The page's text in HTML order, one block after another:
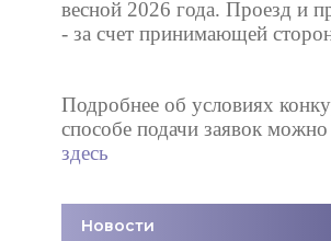
весной 2026 года. Проезд и
- за счет принимающей
Подробнее об условиях
способе подачи заявок можно
здесь
Новости